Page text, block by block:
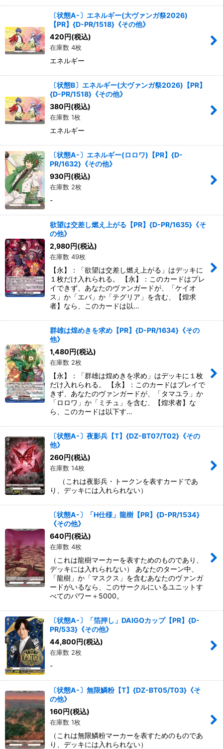
〔状態A-〕エネルギー(大ヴァンガ祭2026)
【PR】{D-PR/1518}《その他》
420円(税込)
在庫数 4枚
エネルギー
〔状態B〕エネルギー(大ヴァンガ祭2026)【PR】
{D-PR/1518}《その他》
380円(税込)
在庫数 1枚
エネルギー
〔状態A-〕エネルギー(ロロワ)【PR】{D-
PR/1632}《その他》
930円(税込)
在庫数 2枚
-
欲望は交差し燃え上がる【PR】{D-PR/1635}《そ
の他》
2,980円(税込)
在庫数 49枚
【永】：「欲望は交差し燃え上がる」はデッキに
１枚だけ入れられる。 【永】：このカードはプレ
イできず、あなたのヴァンガードが、「ケイオ
ス」か「エバ」か「テグリア」を含む、【煌求
者】なら、このカードは以…
群雄は煌めきを求め【PR】{D-PR/1634}《その
他》
1,480円(税込)
在庫数 2枚
【永】：「群雄は煌めきを求め」はデッキに１枚
だけ入れられる。 【永】：このカードはプレイで
きず、あなたのヴァンガードが、「タマユラ」か
「ロロワ」か「ミチュ」を含む、【煌求者】な
ら、このカードは以下す…
〔状態A-〕夜影兵【T】{DZ-BT07/T02}《その
他》
260円(税込)
在庫数 14枚
（これは夜影兵・トークンを表すカードであ
り、デッキには入れられない）
〔状態A-〕「H仕様」龍樹【PR】{D-PR/1534}
《その他》
640円(税込)
在庫数 4枚
（これは龍樹マーカーを表すためのものであり、
デッキには入れられない） あなたのターン中、
「龍樹」か「マスクス」を含むあなたのヴァンガ
ードがいるなら、このサークルにいるユニットす
べてのパワー＋5000。
〔状態A-〕「箔押し」DAIGOカップ【PR】{D-
PR/533}《その他》
44,800円(税込)
在庫数 2枚
-
〔状態A-〕無限鱗粉【T】{DZ-BT05/T03}《そ
の他》
160円(税込)
在庫数 1枚
（これは無限鱗粉マーカーを表すためのものであ
り、デッキには入れられない）